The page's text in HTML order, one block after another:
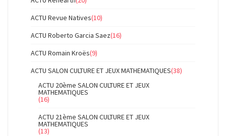
ACTU Revue Natives(10)
ACTU Roberto Garcia Saez(16)
ACTU Romain Kroës(9)
ACTU SALON CULTURE ET JEUX MATHEMATIQUES(38)
ACTU 20ème SALON CULTURE ET JEUX
MATHEMATIQUES
(16)
ACTU 21ème SALON CULTURE ET JEUX
MATHEMATIQUES
(13)